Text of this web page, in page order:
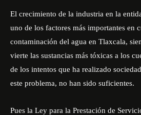
El crecimiento de la industria en la
uno de los factores más importantes en
contaminación del agua en Tlaxcala,
vierte las sustancias más tóxicas a los
de los intentos que ha realizado
este problema, no han sido suficientes.
Pues la Ley para la Prestación de